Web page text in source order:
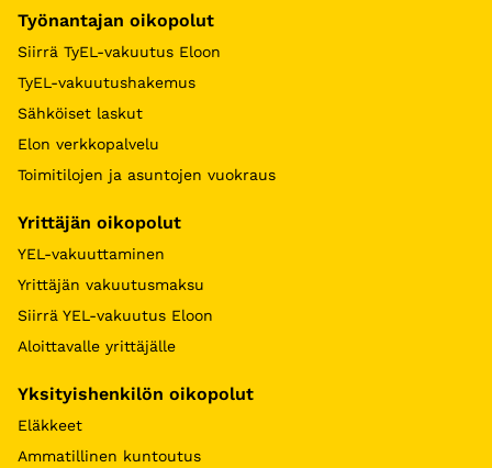
Työnantajan oikopolut
Siirrä TyEL-vakuutus Eloon
TyEL-vakuutushakemus
Sähköiset laskut
Elon verkkopalvelu
Toimitilojen ja asuntojen vuokraus
Yrittäjän oikopolut
YEL-vakuuttaminen
Yrittäjän vakuutusmaksu
Siirrä YEL-vakuutus Eloon
Aloittavalle yrittäjälle
Yksityishenkilön oikopolut
Eläkkeet
Ammatillinen kuntoutus